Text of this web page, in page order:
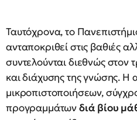
Ταυτόχρονα, το
ανταποκριθεί στις βαθιές
συντελούνται διεθνώς
και διάχυσης της γνώσης. Η
μικροπιστοποιήσεων,
προγραμμάτωνδιά βίου